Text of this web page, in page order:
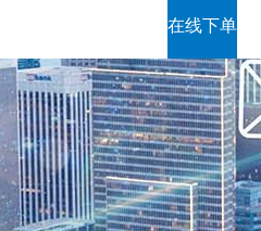
在线下单